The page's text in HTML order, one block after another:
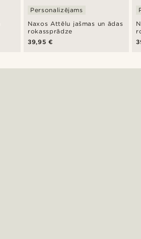
Naxos Attēlu jašmas un ādas
rokassprādze
Personalizējams
39,95 €